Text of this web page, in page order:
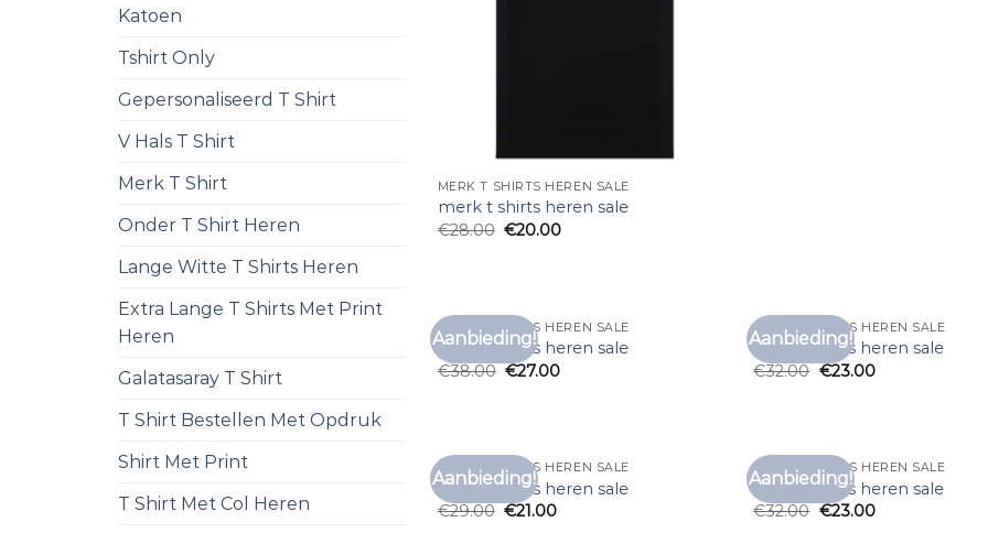
Katoen
Tshirt Only
Gepersonaliseerd T Shirt
V Hals T Shirt
Merk T Shirt
Onder T Shirt Heren
Lange Witte T Shirts Heren
Extra Lange T Shirts Met Print
Heren
Galatasaray T Shirt
T Shirt Bestellen Met Opdruk
Shirt Met Print
T Shirt Met Col Heren
MERK T SHIRTS HEREN SALE
merk t shirts heren sale
€28.00 €20.00
Aanbieding!
MERK T SHIRTS HEREN SALE
merk t shirts heren sale
€38.00 €27.00
Aanbieding!
MERK T SHIRTS HEREN SALE
merk t shirts heren sale
€32.00 €23.00
Aanbieding!
MERK T SHIRTS HEREN SALE
merk t shirts heren sale
€29.00 €21.00
Aanbieding!
MERK T SHIRTS HEREN SALE
merk t shirts heren sale
€32.00 €23.00